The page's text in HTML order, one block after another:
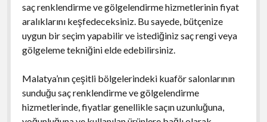
saç renklendirme ve gölgelendirme hizmetlerinin fiyat
aralıklarını keşfedeceksiniz. Bu sayede, bütçenize
uygun bir seçim yapabilir ve istediğiniz saç rengi veya
gölgeleme tekniğini elde edebilirsiniz.
Malatya’nın çeşitli bölgelerindeki kuaför salonlarının
sunduğu saç renklendirme ve gölgelendirme
hizmetlerinde, fiyatlar genellikle saçın uzunluğuna,